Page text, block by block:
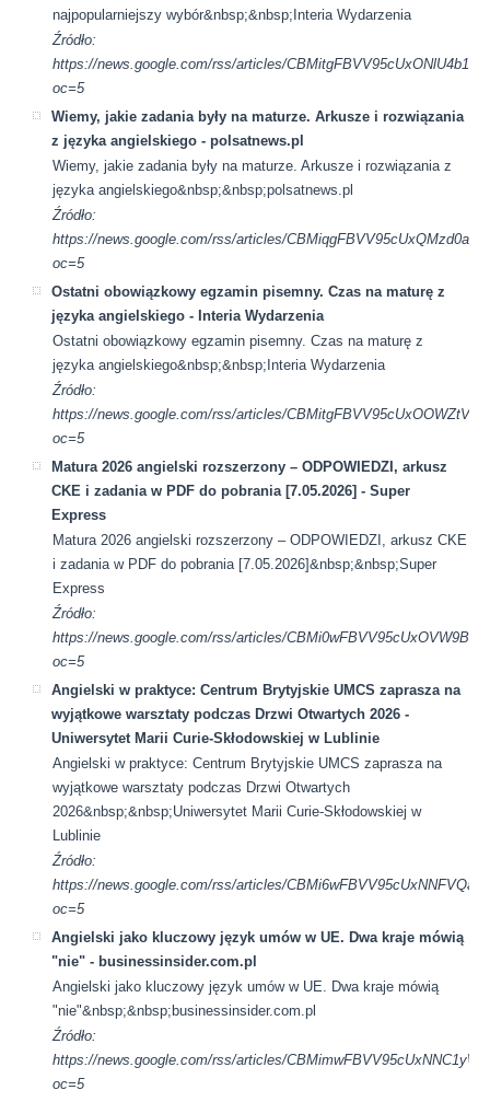
najpopularniejszy wybór&nbsp;&nbsp;Interia Wydarzenia
Źródło:
https://news.google.com/rss/articles/
oc=5
Wiemy, jakie zadania były na maturze. Arkusze i rozwiązania
z języka angielskiego - polsatnews.pl
Wiemy, jakie zadania były na maturze. Arkusze i rozwiązania z
języka angielskiego&nbsp;&nbsp;polsatnews.pl
Źródło:
https://news.google.com/rss/articles/
oc=5
Ostatni obowiązkowy egzamin pisemny. Czas na maturę z
języka angielskiego - Interia Wydarzenia
Ostatni obowiązkowy egzamin pisemny. Czas na maturę z
języka angielskiego&nbsp;&nbsp;Interia Wydarzenia
Źródło:
https://news.google.com/rss/articles/
oc=5
Matura 2026 angielski rozszerzony – ODPOWIEDZI, arkusz
CKE i zadania w PDF do pobrania [7.05.2026] - Super
Express
Matura 2026 angielski rozszerzony – ODPOWIEDZI, arkusz CKE
i zadania w PDF do pobrania [7.05.2026]&nbsp;&nbsp;Super
Express
Źródło:
https://news.google.com/rss/articles/
oc=5
Angielski w praktyce: Centrum Brytyjskie UMCS zaprasza na
wyjątkowe warsztaty podczas Drzwi Otwartych 2026 -
Uniwersytet Marii Curie-Skłodowskiej w Lublinie
Angielski w praktyce: Centrum Brytyjskie UMCS zaprasza na
wyjątkowe warsztaty podczas Drzwi Otwartych
2026&nbsp;&nbsp;Uniwersytet Marii Curie-Skłodowskiej w
Lublinie
Źródło:
https://news.google.com/rss/articles/
oc=5
Angielski jako kluczowy język umów w UE. Dwa kraje mówią
"nie" - businessinsider.com.pl
Angielski jako kluczowy język umów w UE. Dwa kraje mówią
"nie"&nbsp;&nbsp;businessinsider.com.pl
Źródło:
https://news.google.com/rss/articles/
oc=5